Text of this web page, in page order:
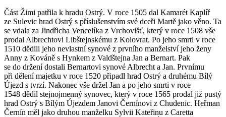
Část Žimi patřila k hradu Ostrý. V roce 1505 dal Kamarét Kaplíř
ze Sulevic hrad Ostrý s příslušenstvím své dceři Martě jako věno. Ta
se vdala za Jindřicha Vencelíka z Vrchovišť, který v roce 1508 vše
prodal Albrechtovi Libštejnskému z Kolovrat. Po jeho smrti v roce
1510 dědili jeho nevlastní synové z prvního manželství jeho ženy
Anny z Kováně s Hynkem z Valdštejna Jan a Bernart. Pak
se do držení dostali Bernartovi synové Albrecht a Jan. Prvnímu
při dělení majetku v roce 1520 připadl hrad Ostrý a druhému Bílý
Újezd s tvrzí. Nakonec vše držel Jan a po jeho smrti v roce
1548 dědil stejnojmenný synovec, který v roce 1565 prodal již pustý
hrad Ostrý s Bílým Újezdem Janovi Černínovi z Chudenic. Heřman
Černín měl jako druhou manželku Sylvii Kateřinu z Caretta